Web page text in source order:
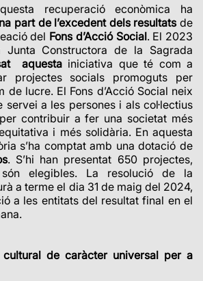
recuperació econòmica ha
part de l’excedent dels resultatsde
del Fons d’Acció Social. El 2023
Constructora de la Sagrada
aquestainiciativa que té com a
projectes socials promoguts per
de lucre. El Fons d’Acció Social neix
a les persones i als col·lectius
contribuir a fer una societat més
i més solidària. En aquesta
s’ha comptat amb una dotació de
. S’hi han presentat 650 projectes,
elegibles. La resolució de la
a terme el dia 31 de maig del 2024,
a les entitats del resultat final en el
cultural de caràcter universal per a